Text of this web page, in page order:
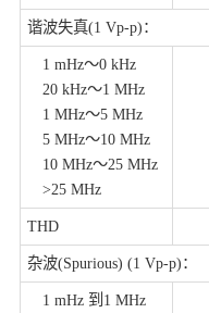
谐波失真(1 Vp-p)：
1 mHz～0 kHz
20 kHz～1 MHz
1 MHz～5 MHz
5 MHz～10 MHz
10 MHz～25 MHz
>25 MHz
THD
杂波(Spurious) (1 Vp-p)：
1 mHz 到1 MHz